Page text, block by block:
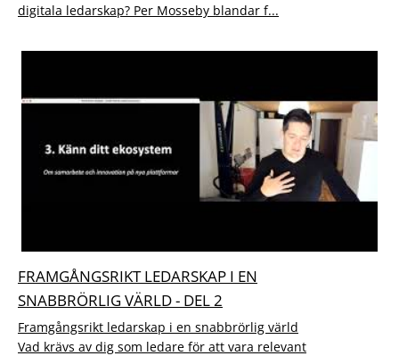
digitala ledarskap? Per Mosseby blandar f...
FRAMGÅNGSRIKT LEDARSKAP I EN
SNABBRÖRLIG VÄRLD - DEL 2
Framgångsrikt ledarskap i en snabbrörlig värld
Vad krävs av dig som ledare för att vara relevant